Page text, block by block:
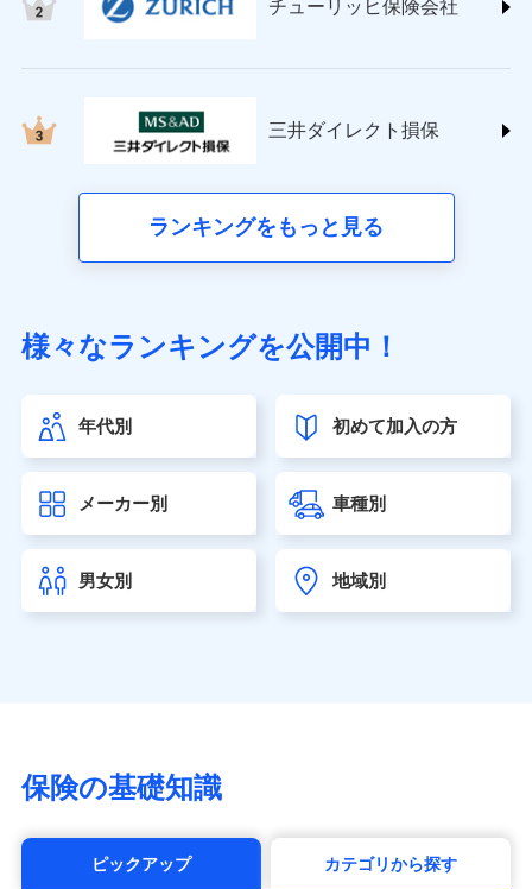
(https://www.nisshinfire.co.jp/)
(https://www.petfamilyins.co.jp/)
ins.com/)
三井ダイレクト損害保険株式会社
（https://www.sonylife.co.jp）
第一ネオ生命保険株式会社（https://neofirst.co.jp/）
大樹生命保険株式会社（https://www.taiju-life.co.jp）
seimei.co.jp）
チューリッヒ生命保険株式会社
東京海上日動あんしん生命保険株式会社
（https://www.tmn-anshin.co.jp/）
マニュライフ生命保険株式会社
（https://www.manulife.co.jp/）
（https://www.msa-life.co.jp/）
メットライフ生命株式会社(https://www.metlife.co.jp/)
チューリッヒ保険会社
三井ダイレクト損保
ランキングをもっと見る
様々なランキングを公開中！
年代別 初めて加入の方
メーカー別 車種別
男女別 地域別
保険の基礎知識
ピックアップ カテゴリから探す